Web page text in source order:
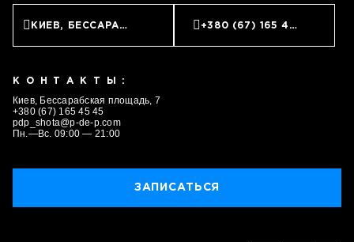
КИЕВ, БЕССАРАБСКАЯ ПЛОЩАДЬ, 7 +380 (67) 165 45 45
КОНТАКТЫ:
Киев, Бессарабская площадь, 7
+380 (67) 165 45 45
pdp_shota@p-de-p.com
Пн.—Вс. 09:00 — 21:00
ЗАПИСАТЬСЯ